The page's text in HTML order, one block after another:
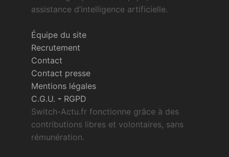
assistance d’intelligence artificielle.
Équipe du site
Recrutement
Contact
Contact presse
Mentions légales
C.G.U. - RGPD
Switch-Actu.fr fonctionne grâce à des
contributions libres et volontaires, sans
rémunération.